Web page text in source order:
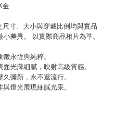
金
寸、大小與穿戴比例均與實品
差異。 以實際商品相片為準。
永恆與純粹。
光澤細膩，映射高級質感。
彌新，永不退流行。
燈光展現細膩光采。